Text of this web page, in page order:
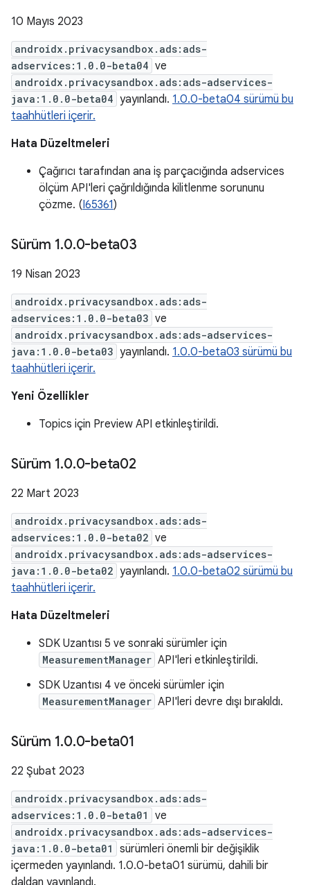
10 Mayıs 2023
androidx.privacysandbox.ads:ads-
adservices:1.0.0-beta04 ve
androidx.privacysandbox.ads:ads-adservices-
java:1.0.0-beta04 yayınlandı. 1.0.0-beta04 sürümü bu
taahhütleri içerir.
Hata Düzeltmeleri
Çağırıcı tarafından ana iş parçacığında adservices
ölçüm API'leri çağrıldığında kilitlenme sorununu
çözme. (I65361)
Sürüm 1.0.0-beta03
19 Nisan 2023
androidx.privacysandbox.ads:ads-
adservices:1.0.0-beta03 ve
androidx.privacysandbox.ads:ads-adservices-
java:1.0.0-beta03 yayınlandı. 1.0.0-beta03 sürümü bu
taahhütleri içerir.
Yeni Özellikler
Topics için Preview API etkinleştirildi.
Sürüm 1.0.0-beta02
22 Mart 2023
androidx.privacysandbox.ads:ads-
adservices:1.0.0-beta02 ve
androidx.privacysandbox.ads:ads-adservices-
java:1.0.0-beta02 yayınlandı. 1.0.0-beta02 sürümü bu
taahhütleri içerir.
Hata Düzeltmeleri
SDK Uzantısı 5 ve sonraki sürümler için
MeasurementManager API'leri etkinleştirildi.
SDK Uzantısı 4 ve önceki sürümler için
MeasurementManager API'leri devre dışı bırakıldı.
Sürüm 1.0.0-beta01
22 Şubat 2023
androidx.privacysandbox.ads:ads-
adservices:1.0.0-beta01
ve
androidx.privacysandbox.ads:ads-adservices-
java:1.0.0-beta01
sürümleri önemli bir değişiklik
içermeden yayınlandı. 1.0.0-beta01 sürümü, dahili bir
daldan yayınlandı.